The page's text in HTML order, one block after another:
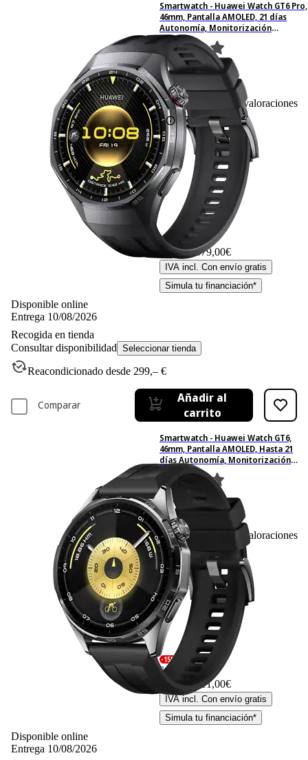
Smartwatch - Huawei Watch GT6 Pro,
46mm, Pantalla AMOLED, 21 días
Autonomía, Monitorización
avanzada de Salud, BT, Resistente al
Agua, ECG , Negro
143Basado en 143 valoraciones
379,– €379,00€
IVA incl. Con envío gratis
Simula tu financiación*
Disponible online
Entrega 10/08/2026
Recogida en tienda
Consultar disponibilidad Seleccionar tienda
Reacondicionado desde 299,– €
Comparar
Añadir al
carrito
Smartwatch - Huawei Watch GT6,
46mm, Pantalla AMOLED, Hasta 21
días Autonomía, Monitorización
avanzada de Salud, Bluetooth,
Resistente al Agua, Negro
145Basado en 145 valoraciones
-15%
249,– € 249,00€
211,– €211,00€
IVA incl. Con envío gratis
Simula tu financiación*
Disponible online
Entrega 10/08/2026